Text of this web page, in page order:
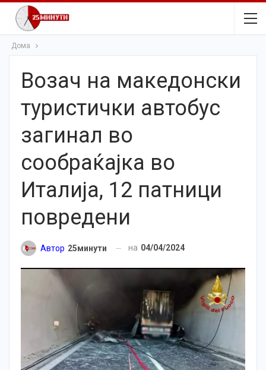
Дома
Возач на македонски
туристички автобус
загинал во
сообраќајка во
Италија, 12 патници
повредени
Автор 25минути на 04/04/2024